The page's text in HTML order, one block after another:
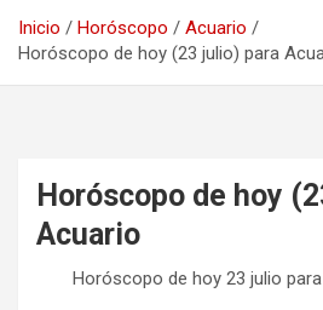
Inicio Horóscopo
Acuario
Horóscopo de hoy (23 julio) para
Horóscopo de hoy
Acuario
Horóscopo de hoy 23 julio